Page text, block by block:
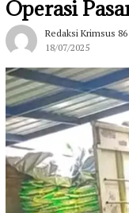
Operasi
Redaksi Krimsus 86
18/07/2025